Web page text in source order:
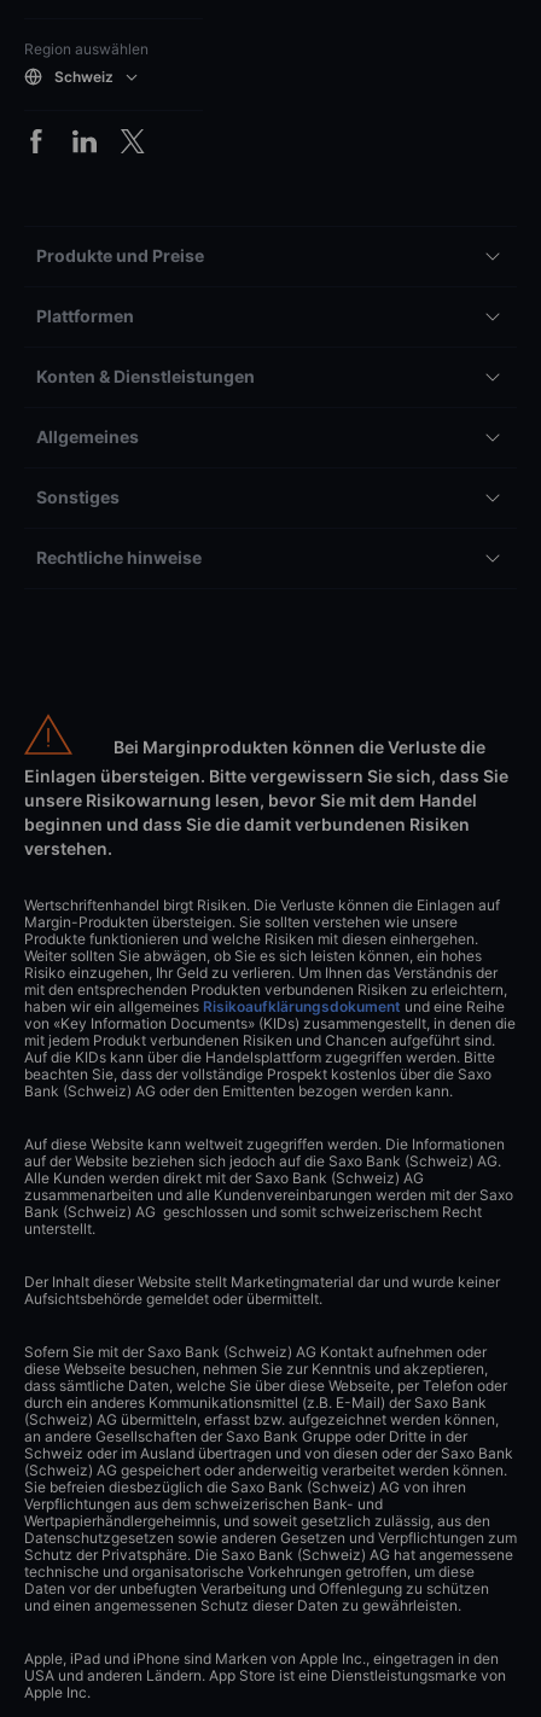
Region auswählen
Schweiz
Produkte und Preise
Plattformen
Konten & Dienstleistungen
Allgemeines
Sonstiges
Rechtliche hinweise
Bei Marginprodukten können die Verluste die
Einlagen übersteigen. Bitte vergewissern Sie sich, dass Sie
unsere Risikowarnung lesen, bevor Sie mit dem Handel
beginnen und dass Sie die damit verbundenen Risiken
verstehen.
Wertschriftenhandel birgt Risiken. Die Verluste können die Einlagen auf
Margin-Produkten übersteigen. Sie sollten verstehen wie unsere
Produkte funktionieren und welche Risiken mit diesen einhergehen.
Weiter sollten Sie abwägen, ob Sie es sich leisten können, ein hohes
Risiko einzugehen, Ihr Geld zu verlieren. Um Ihnen das Verständnis der
mit den entsprechenden Produkten verbundenen Risiken zu erleichtern,
haben wir ein allgemeines Risikoaufklärungsdokument und eine Reihe
von «Key Information Documents» (KIDs) zusammengestellt, in denen die
mit jedem Produkt verbundenen Risiken und Chancen aufgeführt sind.
Auf die KIDs kann über die Handelsplattform zugegriffen werden. Bitte
beachten Sie, dass der vollständige Prospekt kostenlos über die Saxo
Bank (Schweiz) AG oder den Emittenten bezogen werden kann.
Auf diese Website kann weltweit zugegriffen werden. Die Informationen
auf der Website beziehen sich jedoch auf die Saxo Bank (Schweiz) AG.
Alle Kunden werden direkt mit der Saxo Bank (Schweiz) AG
zusammenarbeiten und alle Kundenvereinbarungen werden mit der Saxo
Bank (Schweiz) AG geschlossen und somit schweizerischem Recht
unterstellt.
Der Inhalt dieser Website stellt Marketingmaterial dar und wurde keiner
Aufsichtsbehörde gemeldet oder übermittelt.
Sofern Sie mit der Saxo Bank (Schweiz) AG Kontakt aufnehmen oder
diese Webseite besuchen, nehmen Sie zur Kenntnis und akzeptieren,
dass sämtliche Daten, welche Sie über diese Webseite, per Telefon oder
durch ein anderes Kommunikationsmittel (z.B. E-Mail) der Saxo Bank
(Schweiz) AG übermitteln, erfasst bzw. aufgezeichnet werden können,
an andere Gesellschaften der Saxo Bank Gruppe oder Dritte in der
Schweiz oder im Ausland übertragen und von diesen oder der Saxo Bank
(Schweiz) AG gespeichert oder anderweitig verarbeitet werden können.
Sie befreien diesbezüglich die Saxo Bank (Schweiz) AG von ihren
Verpflichtungen aus dem schweizerischen Bank- und
Wertpapierhändlergeheimnis, und soweit gesetzlich zulässig, aus den
Datenschutzgesetzen sowie anderen Gesetzen und Verpflichtungen zum
Schutz der Privatsphäre. Die Saxo Bank (Schweiz) AG hat angemessene
technische und organisatorische Vorkehrungen getroffen, um diese
Daten vor der unbefugten Verarbeitung und Offenlegung zu schützen
und einen angemessenen Schutz dieser Daten zu gewährleisten.
Apple, iPad und iPhone sind Marken von Apple Inc., eingetragen in den
USA und anderen Ländern. App Store ist eine Dienstleistungsmarke von
Apple Inc.